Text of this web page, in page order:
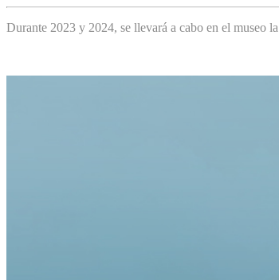
Durante 2023 y 2024, se llevará a cabo en el museo